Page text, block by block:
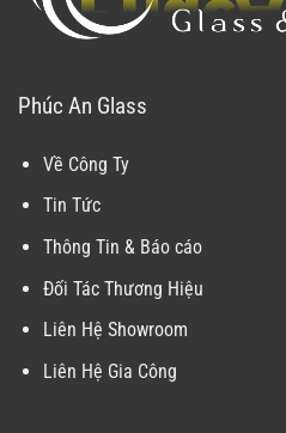
Phúc An Glass
Về Công Ty
Tin Tức
Thông Tin & Báo cáo
Đối Tác Thương Hiệu
Liên Hệ Showroom
Liên Hệ Gia Công